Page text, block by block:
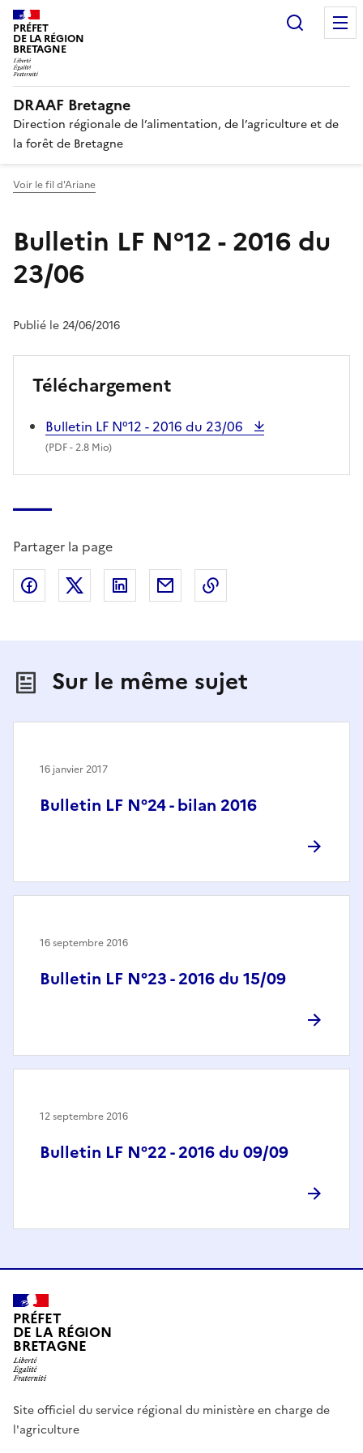
PRÉFET
DE LA RÉGION
BRETAGNE
DRAAF Bretagne
Direction régionale de l’alimentation, de l’agriculture et de
la forêt de Bretagne
Voir le fil d'Ariane
Bulletin LF N°12 - 2016 du
23/06
Publié le 24/06/2016
Téléchargement
Bulletin LF N°12 - 2016 du 23/06
(PDF- 2.8 Mio)
Partager la page
Partager sur Facebook
Partager sur X (anciennement Twitter)
Partager sur LinkedIn
Partager par email
Sur le même sujet
Bulletin LF N°24 - bilan 2016
16 janvier 2017
Bulletin LF N°23 - 2016 du 15/09
16 septembre 2016
Bulletin LF N°22 - 2016 du 09/09
12 septembre 2016
PRÉFET
DE LA RÉGION
BRETAGNE
Site officiel du service régional du ministère en charge de
l'agriculture